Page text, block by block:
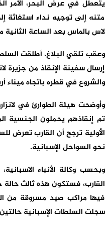
يتعطل في عرض البحر، الأمر
متنه إلى توجيه نداء استغاثة
لاس بالماس بعد الساعة الثانية
وعقب تلقي البلاغ، أطلقت
إرسال سفينة الإنقاذ من جزيرة
والشروع في قطره باتجاه ميناء
وأوضحت هيئة الطوارئ في
تم إنقاذهم يحملون الجنسية
الأولية ترجح أن القارب تعرض
نحو السواحل الإسبانية.
وبحسب وكالة الأنباء
القارب، فستكون هذه ثالث حالة
فيها مراكب صيد مسروقة من
سجلت السلطات الإسبانية حالتين